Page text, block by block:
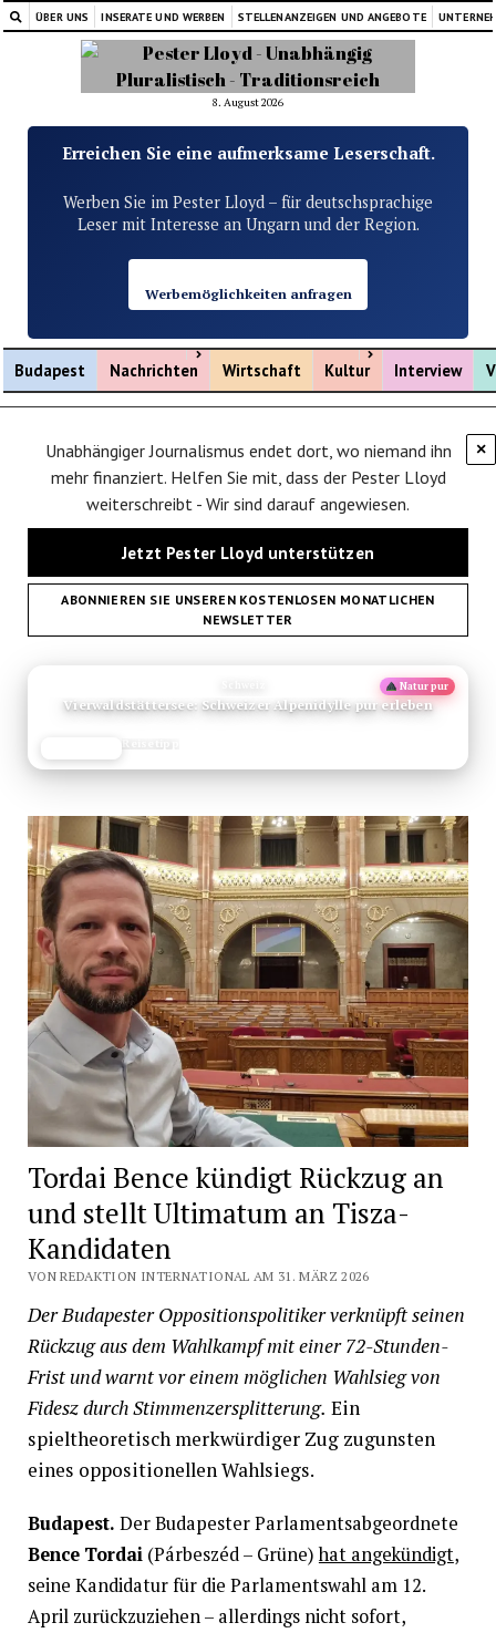
ÜBER UNS INSERATE UND WERBEN STELLENANZEIGEN UND ANGEBOTE
8. August 2026
Erreichen Sie eine aufmerksame Leserschaft.
Werben Sie im Pester Lloyd – für deutschsprachige
Leser mit Interesse an Ungarn und der Region.
Werbemöglichkeiten anfragen
Budapest Nachrichten
Menü öffnen
Wirtschaft Kultur
Menü öffnen
Interview
×
Unabhängiger Journalismus endet dort, wo niemand ihn
mehr finanziert. Helfen Sie mit, dass der Pester Lloyd
weiterschreibt - Wir sind darauf angewiesen.
Jetzt Pester Lloyd unterstützen
ABONNIEREN SIE UNSEREN KOSTENLOSEN MONATLICHEN
NEWSLETTER
Natur pur
Vierwaldstättersee: Schweizer Alpenidylle pur erleben
Reisetipp
Tordai Bence kündigt Rückzug an
und stellt Ultimatum an Tisza-
Kandidaten
VON REDAKTION INTERNATIONAL AM 31. MÄRZ 2026
Der Budapester Oppositionspolitiker verknüpft seinen
Rückzug aus dem Wahlkampf mit einer 72-Stunden-
Frist und warnt vor einem möglichen Wahlsieg von
Fidesz durch Stimmenzersplitterung. Ein
spieltheoretisch merkwürdiger Zug zugunsten
eines oppositionellen Wahlsiegs.
Budapest. Der Budapester Parlamentsabgeordnete
Bence Tordai(Párbeszéd – Grüne)hat angekündigt,
seine Kandidatur für die Parlamentswahl am 12.
April zurückzuziehen – allerdings nicht sofort,